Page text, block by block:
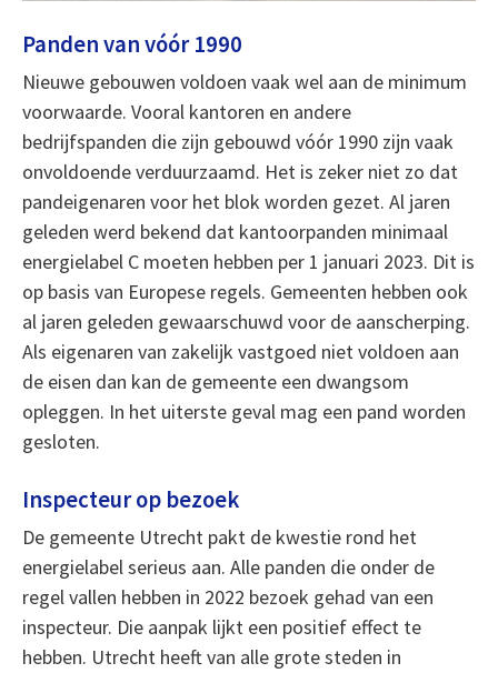
Panden van vóór 1990
Nieuwe gebouwen voldoen vaak wel aan de minimum
voorwaarde. Vooral kantoren en andere
bedrijfspanden die zijn gebouwd vóór 1990 zijn vaak
onvoldoende verduurzaamd. Het is zeker niet zo dat
pandeigenaren voor het blok worden gezet. Al jaren
geleden werd bekend dat kantoorpanden minimaal
energielabel C moeten hebben per 1 januari 2023. Dit is
op basis van Europese regels. Gemeenten hebben ook
al jaren geleden gewaarschuwd voor de aanscherping.
Als eigenaren van zakelijk vastgoed niet voldoen aan
de eisen dan kan de gemeente een dwangsom
opleggen. In het uiterste geval mag een pand worden
gesloten.
Inspecteur op bezoek
De gemeente Utrecht pakt de kwestie rond het
energielabel serieus aan. Alle panden die onder de
regel vallen hebben in 2022 bezoek gehad van een
inspecteur. Die aanpak lijkt een positief effect te
hebben. Utrecht heeft van alle grote steden in